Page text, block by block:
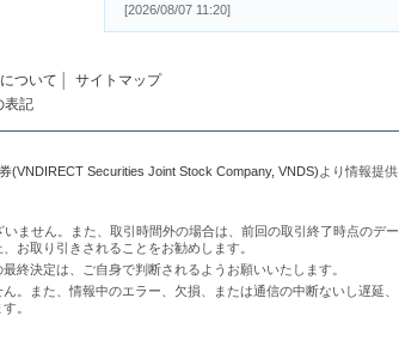
[2026/08/07 11:20]
ついて
サイトマップ
表記
(VNDIRECT Securities Joint Stock Company, VNDS) より情報提供
ません。また、取引時間外の場合は、前回の取引終了時点のデー
お取り引きされることをお勧めします。
終決定は、ご自身で判断されるようお願いいたします。
。また、情報中のエラー、欠損、または通信の中断ないし遅延、
。